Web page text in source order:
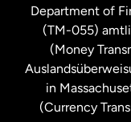
Department of
(TM-055)
(Money
in
(Currency